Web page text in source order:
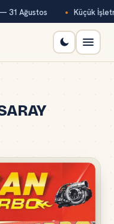
31 Ağustos Küçük